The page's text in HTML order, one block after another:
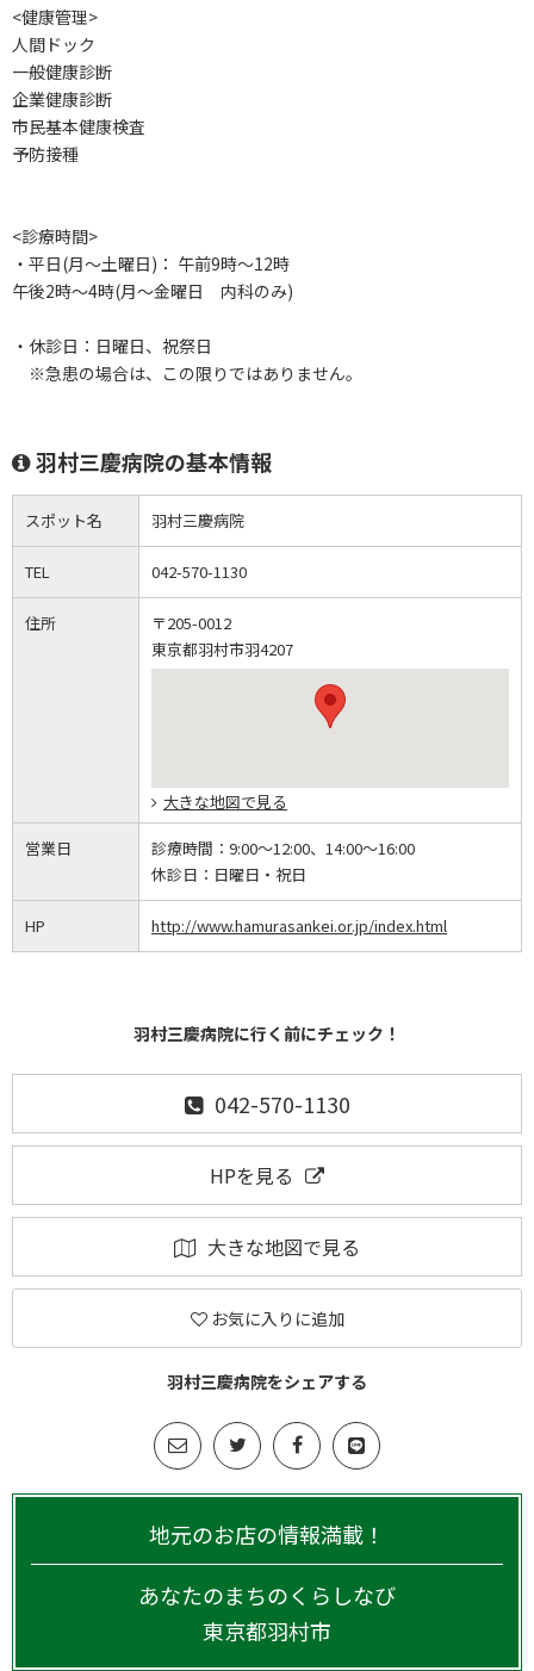
<健康管理>
人間ドック
一般健康診断
企業健康診断
市民基本健康検査
予防接種
<診療時間>
・平日(月～土曜日)： 午前9時～12時
午後2時～4時(月～金曜日 内科のみ)
・休診日：日曜日、祝祭日
※急患の場合は、この限りではありません。
羽村三慶病院の基本情報
スポット名 羽村三慶病院
TEL 042-570-1130
住所
〒205-0012
東京都羽村市羽4207
大きな地図で見る
営業日 診療時間： 9:00～12:00、14:00～16:00
休診日： 日曜日・祝日
HP http://www.hamurasankei.or.jp/index.html
羽村三慶病院に行く前にチェック！
042-570-1130
HPを見る
大きな地図で見る
お気に入りに追加
羽村三慶病院をシェアする
地元のお店の情報満載！
あなたのまちのくらしなび
東京都羽村市